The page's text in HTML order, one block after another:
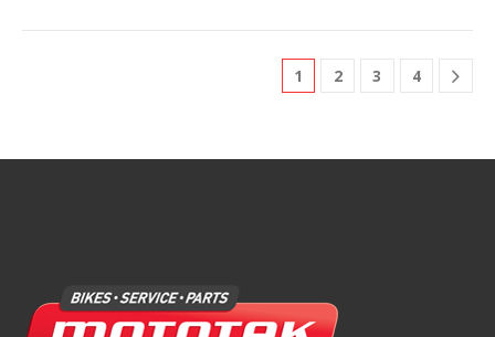
1 2 3 4